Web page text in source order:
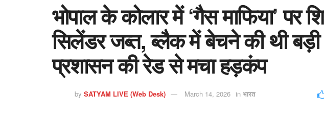
भोपाल के कोलार में ‘गैस माफिया’ पर
सिलेंडर जब्त, ब्लैक में बेचने की थी बड़ी
प्रशासन की रेड से मचा हड़कंप
by SATYAM LIVE (Web Desk) March 14, 2026 in भारत